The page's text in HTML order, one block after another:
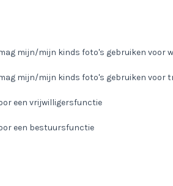
mijn/mijn kinds foto's gebruiken voor
mijn/mijn kinds foto's gebruiken voor
een vrijwilligersfunctie
een bestuursfunctie